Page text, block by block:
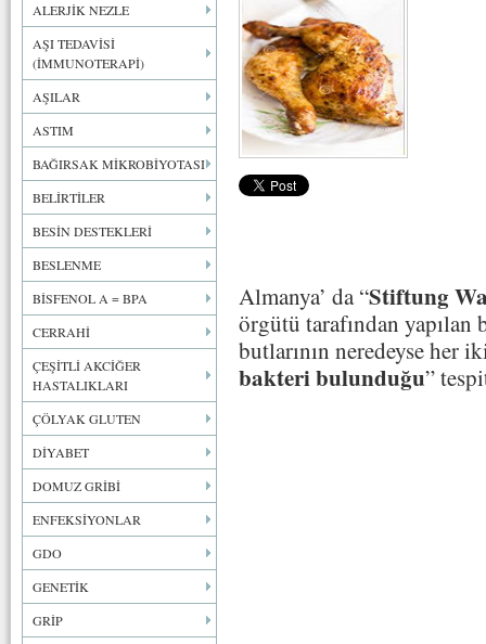
ALERJİK NEZLE
AŞI TEDAVİSİ
(İMMUNOTERAPİ)
AŞILAR
ASTIM
BAĞIRSAK MİKROBİYOTASI
BELİRTİLER
BESİN DESTEKLERİ
BESLENME
BİSFENOL A = BPA
CERRAHİ
ÇEŞİTLİ AKCİĞER
HASTALIKLARI
ÇÖLYAK GLUTEN
DİYABET
DOMUZ GRİBİ
ENFEKSİYONLAR
GDO
GENETİK
GRİP
Almanya’ da “Stiftung
örgütü tarafından yapılan
butlarının neredeyse her
bakteri bulunduğu”